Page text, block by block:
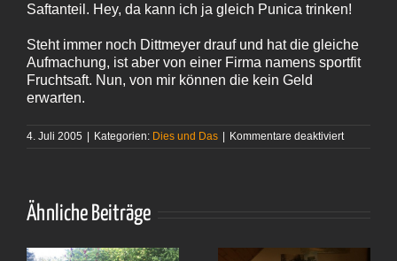
Saftanteil. Hey, da kann ich ja gleich Punica trinken!
Steht immer noch Dittmeyer drauf und hat die gleiche
Aufmachung, ist aber von einer Firma namens sportfit
Fruchtsaft. Nun, von mir können die kein Geld
erwarten.
4. Juli 2005 | Kategorien: Dies und Das | Kommentare deaktiviertfür
Ähnliche Beiträge